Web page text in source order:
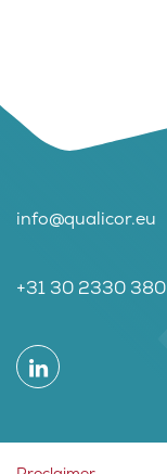
info@qualicor.eu
+31 30 2330 380